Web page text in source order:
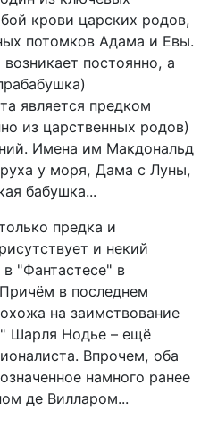
крови царских родов,
потомков Адама и Евы.
постоянно, а
является предком
из царственных родов)
Имена им Макдональд
у моря, Дама с Луны,
бабушка...
предка и
и некий
в "Фантастесе" в
в последнем
на заимствование
Шарля Нодье – ещё
Впрочем, оба
намного ранее
де Вилларом...